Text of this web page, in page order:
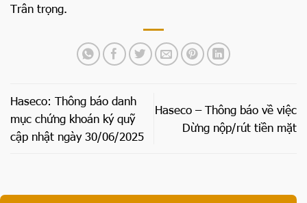
Trân trọng.
Haseco: Thông báo danh
mục chứng khoán ký quỹ
cập nhật ngày 30/06/2025
Haseco – Thông báo về việc
Dừng nộp/rút tiền mặt